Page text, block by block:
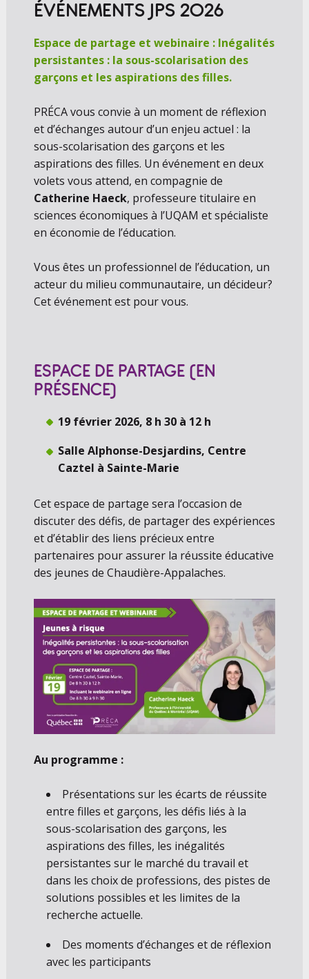
ÉVÉNEMENTS JPS 2026
Espace de partage et webinaire : Inégalités
persistantes : la sous-scolarisation des
garçons et les aspirations des filles.
PRÉCA vous convie à un moment de réflexion
et d’échanges autour d’un enjeu actuel : la
sous-scolarisation des garçons et les
aspirations des filles. Un événement en deux
volets vous attend, en compagnie de
Catherine Haeck, professeure titulaire en
sciences économiques à l’UQAM et spécialiste
en économie de l’éducation.
Vous êtes un professionnel de l’éducation, un
acteur du milieu communautaire, un décideur?
Cet événement est pour vous.
ESPACE DE PARTAGE (EN
PRÉSENCE)
19 février 2026, 8 h 30 à 12 h
Salle Alphonse-Desjardins, Centre
Caztel à Sainte-Marie
Cet espace de partage sera l’occasion de
discuter des défis, de partager des expériences
et d’établir des liens précieux entre
partenaires pour assurer la réussite éducative
des jeunes de Chaudière-Appalaches.
Au programme :
Présentations sur les écarts de réussite
entre filles et garçons, les défis liés à la
sous-scolarisation des garçons, les
aspirations des filles, les inégalités
persistantes sur le marché du travail et
dans les choix de professions, des pistes de
solutions possibles et les limites de la
recherche actuelle.
Des moments d’échanges et de réflexion
avec les participants